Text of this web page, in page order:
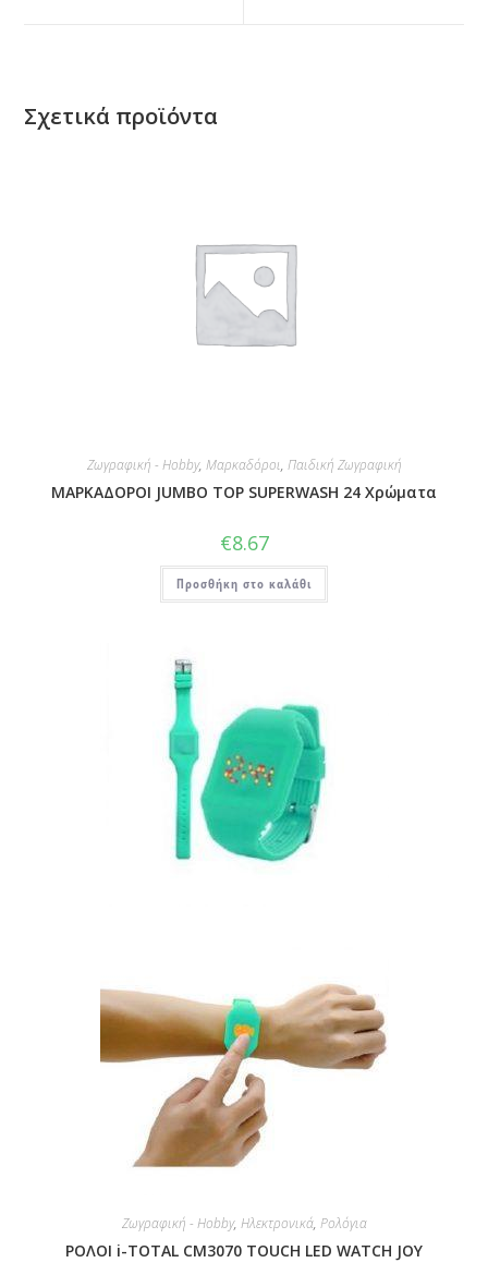
Σχετικά προϊόντα
Ζωγραφική - Hobby, Μαρκαδόροι, Παιδική Ζωγραφική
ΜΑΡΚΑΔΟΡΟΙ JUMBO TOP SUPERWASH 24 Χρώματα
€8.67
Προσθήκη στο καλάθι
Ζωγραφική - Hobby, Ηλεκτρονικά, Ρολόγια
ΡΟΛΟΙ i-TOTAL CM3070 TOUCH LED WATCH JOY